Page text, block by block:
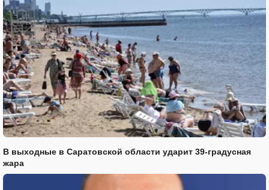
В выходные в Саратовской области ударит 39-градусная
жара